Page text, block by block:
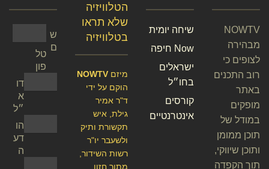
ש
ם
טל
פון
דו
א
״ל
הו
דע
ה
הטלוויזיה
שלא תראו
בטלוויזיה
מיזם NOWTV
הוקם על ידי
ד"ר אמיר
גילת, איש
תקשורת ותיק
ולשעבר יו"ר
רשות השידור,
מתוך חזון
שיחה יומית
Now חיפה
ישראלים
בחו״ל
קורסים
אינטרנטיים
NOWTV
מבהירה
לצופים כי
רוב התכנים
באתר
מופקים
במודל של
תוכן ממומן
ותוכן שיווקי,
תוך הקפדה